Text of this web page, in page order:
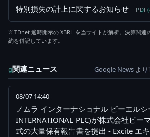
特別損失の計上に関するお知らせ
※ TDnet 適時開示の XBRL を当サイトが解析。決算関連
約を併記しています。
g関連ニュース Google News よ
08/07 14:40
ノムラ インターナショナル ピーエル
INTERNATIONAL PLC)が株式会社ビー
式の大量保有報告書を提出 - Excite エ